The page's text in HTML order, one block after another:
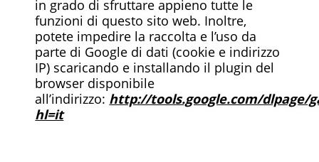
in grado di sfruttare appieno tutte le
funzioni di questo sito web. Inoltre,
potete impedire la raccolta e l’uso da
parte di Google di dati (cookie e indirizzo
IP) scaricando e installando il plugin del
browser disponibile
all’indirizzo: http://tools.google.com/dlpage/
hl=it